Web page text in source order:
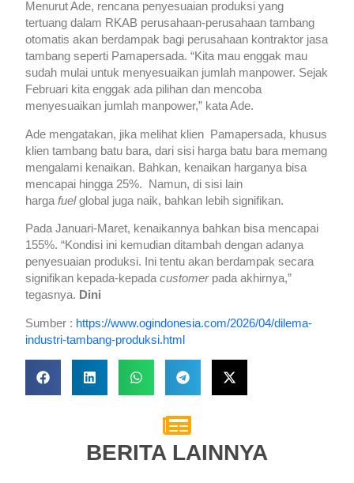
Menurut Ade, rencana penyesuaian produksi yang
tertuang dalam RKAB perusahaan-perusahaan tambang
otomatis akan berdampak bagi perusahaan kontraktor jasa
tambang seperti Pamapersada. “Kita mau enggak mau
sudah mulai untuk menyesuaikan jumlah manpower. Sejak
Februari kita enggak ada pilihan dan mencoba
menyesuaikan jumlah manpower,” kata Ade.
Ade mengatakan, jika melihat klien Pamapersada, khusus
klien tambang batu bara, dari sisi harga batu bara memang
mengalami kenaikan. Bahkan, kenaikan harganya bisa
mencapai hingga 25%. Namun, di sisi lain
hargafuelglobal juga naik, bahkan lebih signifikan.
Pada Januari-Maret, kenaikannya bahkan bisa mencapai
155%. “Kondisi ini kemudian ditambah dengan adanya
penyesuaian produksi. Ini tentu akan berdampak secara
signifikan kepada-kepadacustomerpada akhirnya,”
tegasnya. Dini
Sumber : https://www.ogindonesia.com/2026/04/dilema-
industri-tambang-produksi.html
BERITA LAINNYA